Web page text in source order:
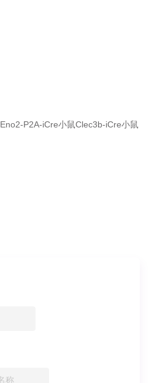
Eno2-P2A-iCre小鼠Clec3b-iCre小鼠